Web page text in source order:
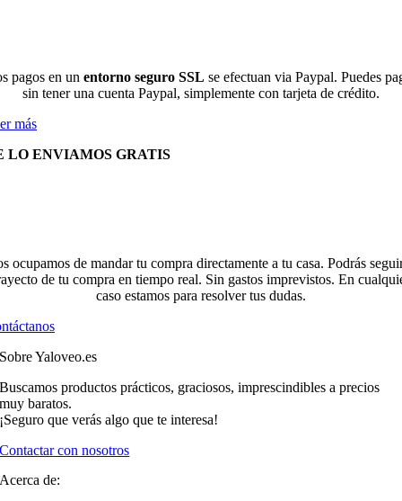
pagos en un entorno seguro SSL se efectuan via Paypal. Puedes
sin tener una cuenta Paypal, simplemente con tarjeta de crédito.
más
LO ENVIAMOS GRATIS
ocupamos de mandar tu compra directamente a tu casa. Podrás
de tu compra en tiempo real. Sin gastos imprevistos. En
caso estamos para resolver tus dudas.
Sobre Yaloveo.es
Buscamos productos prácticos, graciosos, imprescindibles a precios
muy baratos.
¡Seguro que verás algo que te interesa!
Contactar con nosotros
Acerca de: